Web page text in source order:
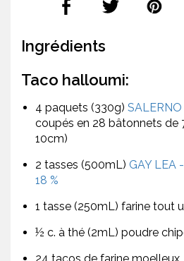
Ingrédients
Taco halloumi:
4 paquets (330g)
coupés en 28 bâtonnets de
10cm)
2 tasses (500mL) GAY LEA
18 %
1 tasse (250mL) farine tout
½ c. à thé (2mL) poudre